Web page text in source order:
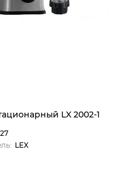
LX 2002-1
LEX